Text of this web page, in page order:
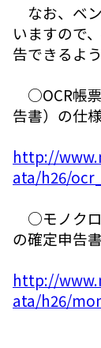
なお、ベ
いますので
告できるよ
○OCR帳
告書）の仕
http://
ata/h26/
○モノクロ
の確定申告
http://
ata/h26/